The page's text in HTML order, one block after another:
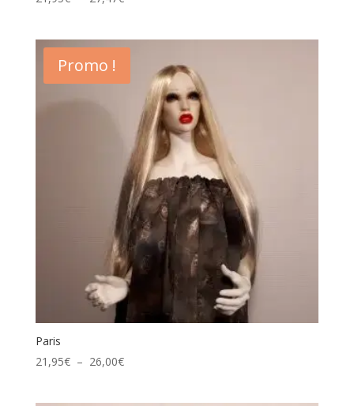
21,95€
27,47€
Promo !
Paris
21,95€ – 26,00€Plage